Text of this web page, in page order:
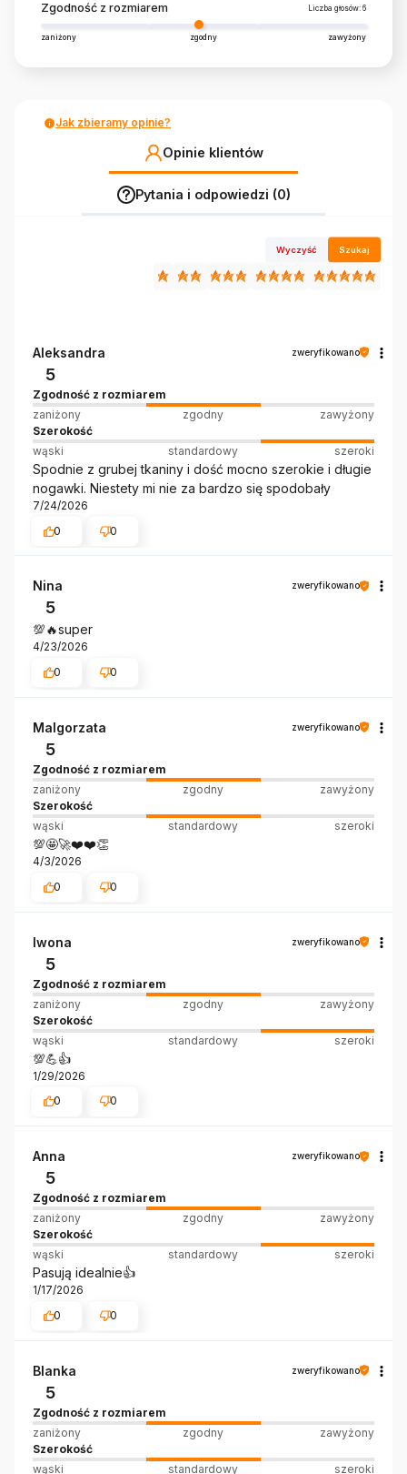
Zgodność z rozmiarem Liczba głosów: 6
zaniżony zgodny zawyżony
Jak zbieramy opinie?
Opinie klientów
Pytania i odpowiedzi (0)
Wyczyść Szukaj
Aleksandra zweryfikowano
5
Zgodność z rozmiarem
zaniżony
zgodny
zawyżony
Szerokość
wąski
standardowy szeroki
Spodnie z grubej tkaniny i dość mocno szerokie i długie
nogawki. Niestety mi nie za bardzo się spodobały
7/24/2026
0
0
Nina zweryfikowano
5
💯🔥super
4/23/2026
0
0
Malgorzata zweryfikowano
5
Zgodność z rozmiarem
zaniżony
zgodny
zawyżony
Szerokość
wąski
standardowy szeroki
💯🤩🚀❤️❤️👏
4/3/2026
0
0
Iwona zweryfikowano
5
Zgodność z rozmiarem
zaniżony
zgodny
zawyżony
Szerokość
wąski
standardowy szeroki
💯💪👍️
1/29/2026
0
0
Anna zweryfikowano
5
Zgodność z rozmiarem
zaniżony
zgodny
zawyżony
Szerokość
wąski
standardowy szeroki
Pasują idealnie👍️
1/17/2026
0
0
Blanka zweryfikowano
5
Zgodność z rozmiarem
zaniżony
zgodny
zawyżony
Szerokość
wąski
standardowy szeroki